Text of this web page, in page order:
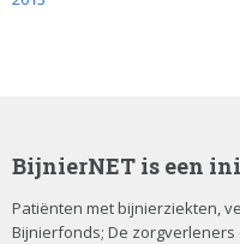
BijnierNET is een
Patiënten met bijnierziekten,
Bijnierfonds; De